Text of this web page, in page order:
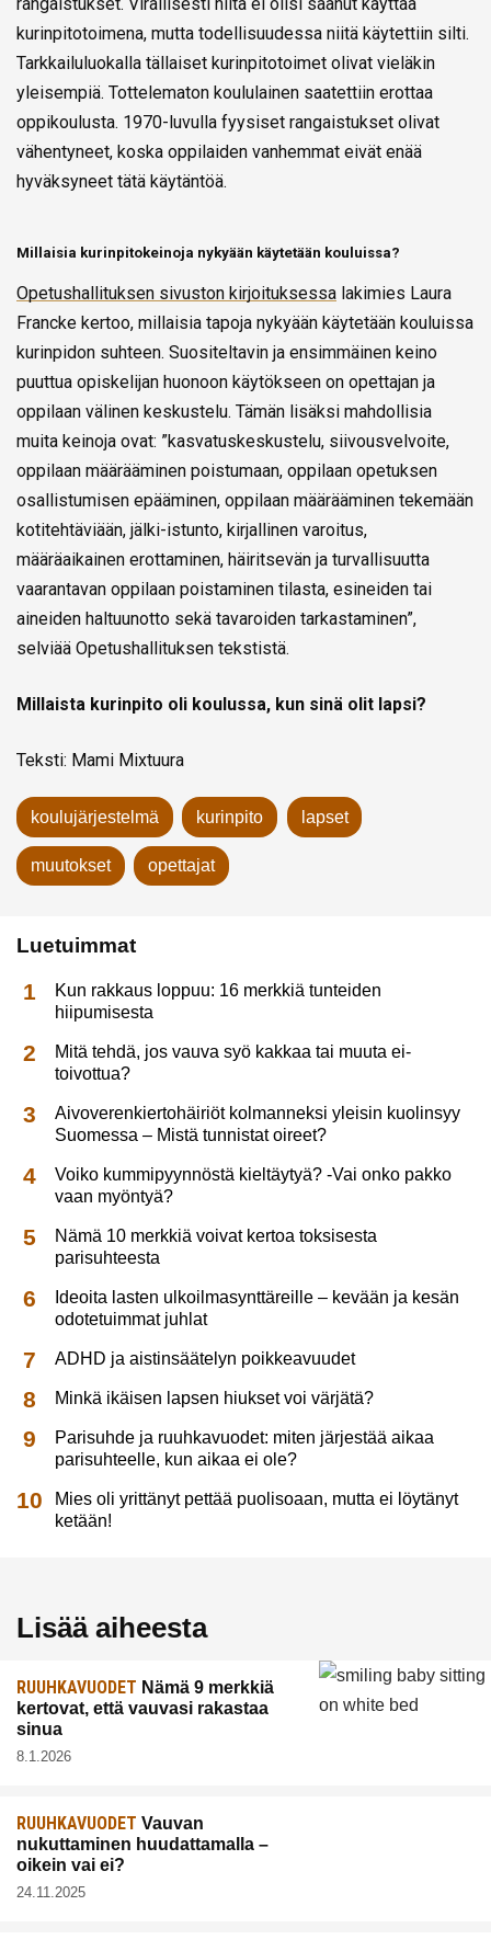
kurinpitotoimena, mutta todellisuudessa niitä käytettiin silti.
Tarkkailuluokalla tällaiset kurinpitotoimet olivat vieläkin
yleisempiä. Tottelematon koululainen saatettiin erottaa
oppikoulusta. 1970-luvulla fyysiset rangaistukset olivat
vähentyneet, koska oppilaiden vanhemmat eivät enää
hyväksyneet tätä käytäntöä.
Millaisia kurinpitokeinoja nykyään käytetään kouluissa?
Opetushallituksen sivuston kirjoituksessa lakimies Laura
Francke kertoo, millaisia tapoja nykyään käytetään kouluissa
kurinpidon suhteen. Suositeltavin ja ensimmäinen keino
puuttua opiskelijan huonoon käytökseen on opettajan ja
oppilaan välinen keskustelu. Tämän lisäksi mahdollisia
muita keinoja ovat: ”kasvatuskeskustelu, siivousvelvoite,
oppilaan määrääminen poistumaan, oppilaan opetuksen
osallistumisen epääminen, oppilaan määrääminen tekemään
kotitehtäviään, jälki-istunto, kirjallinen varoitus,
määräaikainen erottaminen, häiritsevän ja turvallisuutta
vaarantavan oppilaan poistaminen tilasta, esineiden tai
aineiden haltuunotto sekä tavaroiden tarkastaminen”,
selviää Opetushallituksen tekstistä.
Millaista kurinpito oli koulussa, kun sinä olit lapsi?
Teksti: Mami Mixtuura
koulujärjestelmä kurinpito lapset
muutokset opettajat
Luetuimmat
Kun rakkaus loppuu: 16 merkkiä tunteiden
hiipumisesta
Mitä tehdä, jos vauva syö kakkaa tai muuta ei-
toivottua?
Aivoverenkiertohäiriöt kolmanneksi yleisin kuolinsyy
Suomessa – Mistä tunnistat oireet?
Voiko kummipyynnöstä kieltäytyä? -Vai onko pakko
vaan myöntyä?
Nämä 10 merkkiä voivat kertoa toksisesta
parisuhteesta
Ideoita lasten ulkoilmasynttäreille – kevään ja kesän
odotetuimmat juhlat
ADHD ja aistinsäätelyn poikkeavuudet
Minkä ikäisen lapsen hiukset voi värjätä?
Parisuhde ja ruuhkavuodet: miten järjestää aikaa
parisuhteelle, kun aikaa ei ole?
Mies oli yrittänyt pettää puolisoaan, mutta ei löytänyt
ketään!
Lisää aiheesta
RUUHKAVUODET Nämä 9 merkkiä
kertovat, että vauvasi rakastaa
sinua
8.1.2026
RUUHKAVUODET Vauvan
nukuttaminen huudattamalla –
oikein vai ei?
24.11.2025